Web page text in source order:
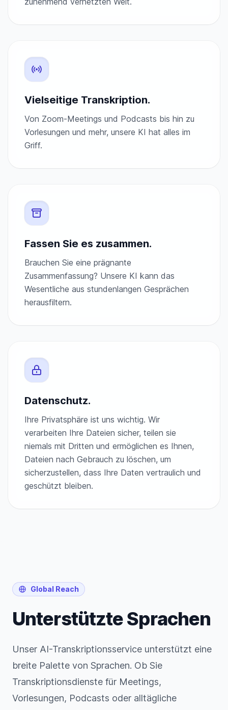
Vielseitige Transkription.
Von Zoom-Meetings und Podcasts bis hin zu
Vorlesungen und mehr, unsere KI hat alles im
Griff.
Fassen Sie es zusammen.
Brauchen Sie eine prägnante
Zusammenfassung? Unsere KI kann das
Wesentliche aus stundenlangen Gesprächen
herausfiltern.
Datenschutz.
Ihre Privatsphäre ist uns wichtig. Wir
verarbeiten Ihre Dateien sicher, teilen sie
niemals mit Dritten und ermöglichen es Ihnen,
Dateien nach Gebrauch zu löschen, um
sicherzustellen, dass Ihre Daten vertraulich und
geschützt bleiben.
Global Reach
Unterstützte Sprachen
Unser AI-Transkriptionsservice unterstützt eine
breite Palette von Sprachen. Ob Sie
Transkriptionsdienste für Meetings,
Vorlesungen, Podcasts oder alltägliche